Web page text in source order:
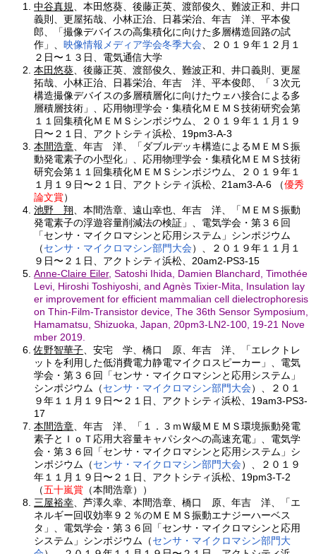
中谷真規、本田悠葵、後藤正英、渡部俊久、難波正和、井口
義則、更屋拓哉、小林正治、日暮栄治、年吉 洋、平本俊
郎、「撮像デバイスの高集積化に向けた多層構造回路の試
作」、映像情報メディア学会冬季大会、２０１９年１２月１
２日〜１３日、電気通信大学
本田悠葵、後藤正英、渡部俊久、難波正和、井口義則、更屋
拓哉、小林正治、日暮栄治、年吉 洋、平本俊郎、「３次元
構造撮像デバイスの多層積層化に向けたウェハ接合による多
層積層技術」、応用物理学会・集積化ＭＥＭＳ技術研究会第
１１回集積化ＭＥＭＳシンポジウム、２０１９年１１月１９
日〜２１日、アクトシティ浜松、19pm3-A-3
本間浩章、年吉 洋、「ダブルデッキ構造によるＭＥＭＳ振
動発電素子の小型化」、応用物理学会・集積化ＭＥＭＳ技術
研究会第１１回集積化ＭＥＭＳシンポジウム、２０１９年１
１月１９日〜２１日、アクトシティ浜松、21am3-A-6 （優秀
論文賞）
池野 翔、本間浩章、遠山幸也、年吉 洋、「ＭＥＭＳ振動
発電素子の浮遊容量削減法の検証」、電気学会・第３６回
「センサ・マイクロマシンと応用システム」シンポジウム
（センサ・マイクロマシン部門大会）、２０１９年１１月１
９日〜２１日、アクトシティ浜松、20am2-PS3-15
Anne-Claire Eiler, Satoshi Ihida, Damien Blanchard, Timothée
Levi, Hiroshi Toshiyoshi, and Agnès Tixier-Mita, Insulation lay
er improvement for efficient mammalian cell dielectrophoresis
on Thin-Film-Transistor device, The 36th Sensor Symposium,
Hamamatsu, Shizuoka, Japan, 20pm3-LN2-100, 19-21 Nove
mber 2019.
佐野智華子、安宅 学、橋口 原、年吉 洋、「エレクトレ
ットを利用した低消費電力静電マイクロスピーカー」、電気
学会・第３６回「センサ・マイクロマシンと応用システム」
シンポジウム（センサ・マイクロマシン部門大会）、２０１
９年１１月１９日〜２１日、アクトシティ浜松、19am3-PS3-
17
本間浩章、年吉 洋、「１．３ｍＷ級ＭＥＭＳ環境振動発電
素子とＩｏＴ応用大容量キャパシタへの高速充電」、電気学
会・第３６回「センサ・マイクロマシンと応用システム」シ
ンポジウム（センサ・マイクロマシン部門大会）、２０１９
年１１月１９日〜２１日、アクトシティ浜松、19pm3-T-2
（五十嵐賞 （本間浩章））
三屋裕幸、芦澤久幸、本間浩章、橋口 原、年吉 洋、「エ
ネルギー回収効率９２％のＭＥＭＳ振動エナジーハーベス
タ」、電気学会・第３６回「センサ・マイクロマシンと応用
システム」シンポジウム（センサ・マイクロマシン部門大